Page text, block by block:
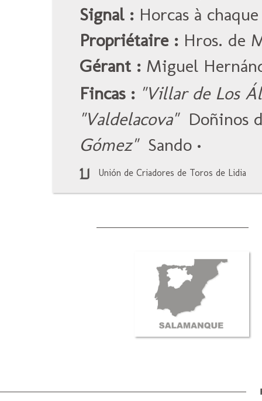
Signal : Horcas à
Propriétaire : Hros. de
Gérant : Miguel
Fincas : "Villar de Los
"Valdelacova" Doñinos
Gómez" Sando •
Unión de Criadores de Toros de Lidia